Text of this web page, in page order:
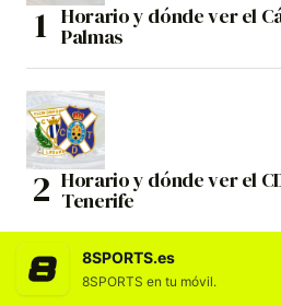
Horario y dónde ver el
Palmas
Horario y dónde ver el
Tenerife
8SPORTS.es
8SPORTS en tu móvil.